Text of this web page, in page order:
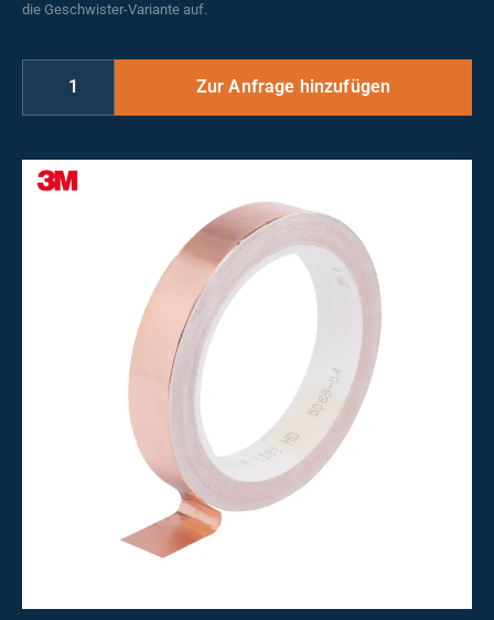
die Geschwister-Variante auf.